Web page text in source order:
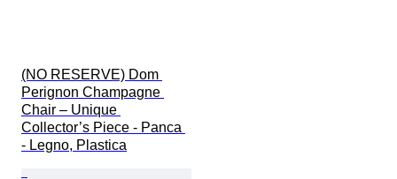
(NO RESERVE) Dom
Perignon Champagne
Chair – Unique
Collector’s Piece - Panca
- Legno, Plastica